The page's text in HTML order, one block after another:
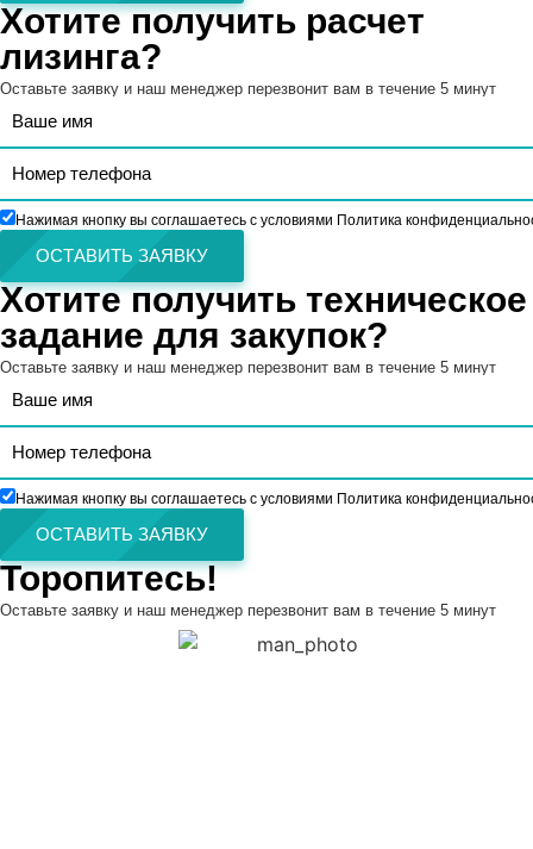
Хотите получить расчет
лизинга?
Оставьте заявку и наш менеджер перезвонит вам в течение 5 минут
Нажимая кнопку вы соглашаетесь с условиями Политика
ОСТАВИТЬ ЗАЯВКУ
Хотите получить техническое
задание для закупок?
Оставьте заявку и наш менеджер перезвонит вам в течение 5 минут
Нажимая кнопку вы соглашаетесь с условиями Политика
ОСТАВИТЬ ЗАЯВКУ
Торопитесь!
Оставьте заявку и наш менеджер перезвонит вам в течение 5 минут